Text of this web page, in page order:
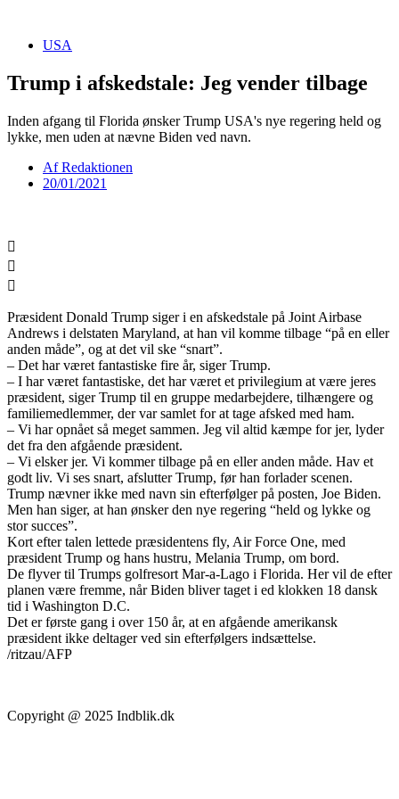
indholdUSA
Trump i afskedstale: Jeg vender tilbage
Inden afgang til Florida ønsker Trump USA's nye regering held og
lykke, men uden at nævne Biden ved navn.
AfRedaktionen
20/01/2021
Præsident Donald Trump siger i en afskedstale på Joint Airbase
Andrews i delstaten Maryland, at han vil komme tilbage “på en eller
anden måde”, og at det vil ske “snart”.
– Det har været fantastiske fire år, siger Trump.
– I har været fantastiske, det har været et privilegium at være jeres
præsident, siger Trump til en gruppe medarbejdere, tilhængere og
familiemedlemmer, der var samlet for at tage afsked med ham.
– Vi har opnået så meget sammen. Jeg vil altid kæmpe for jer, lyder
det fra den afgående præsident.
– Vi elsker jer. Vi kommer tilbage på en eller anden måde. Hav et
godt liv. Vi ses snart, afslutter Trump, før han forlader scenen.
Trump nævner ikke med navn sin efterfølger på posten, Joe Biden.
Men han siger, at han ønsker den nye regering “held og lykke og
stor succes”.
Kort efter talen lettede præsidentens fly, Air Force One, med
præsident Trump og hans hustru, Melania Trump, om bord.
De flyver til Trumps golfresort Mar-a-Lago i Florida. Her vil de efter
planen være fremme, når Biden bliver taget i ed klokken 18 dansk
tid i Washington D.C.
Det er første gang i over 150 år, at en afgående amerikansk
præsident ikke deltager ved sin efterfølgers indsættelse.
/ritzau/AFP
Copyright @ 2025 Indblik.dk